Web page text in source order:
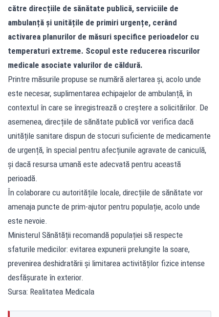
către direcțiile de sănătate publică, serviciile de
ambulanță și unitățile de primiri urgențe, cerând
activarea planurilor de măsuri specifice perioadelor cu
temperaturi extreme. Scopul este reducerea riscurilor
medicale asociate valurilor de căldură.
Printre măsurile propuse se numără alertarea și, acolo unde
este necesar, suplimentarea echipajelor de ambulanță, în
contextul în care se înregistrează o creștere a solicitărilor. De
asemenea, direcțiile de sănătate publică vor verifica dacă
unitățile sanitare dispun de stocuri suficiente de medicamente
de urgență, în special pentru afecțiunile agravate de caniculă,
și dacă resursa umană este adecvată pentru această
perioadă.
În colaborare cu autoritățile locale, direcțiile de sănătate vor
amenaja puncte de prim-ajutor pentru populație, acolo unde
este nevoie.
Ministerul Sănătății recomandă populației să respecte
sfaturile medicilor: evitarea expunerii prelungite la soare,
prevenirea deshidratării și limitarea activităților fizice intense
desfășurate în exterior.
Sursa: Realitatea Medicala